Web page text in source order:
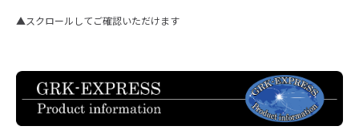
▲スクロールしてご確認いただけます